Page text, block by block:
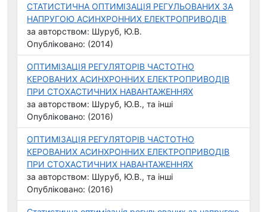
СТАТИСТИЧНА ОПТИМІЗАЦІЯ РЕГУЛЬОВАНИХ ЗА
НАПРУГОЮ АСИНХРОННИХ ЕЛЕКТРОПРИВОДІВ
за авторством: Шуруб, Ю.В.
Опубліковано: (2014)
ОПТИМІЗАЦІЯ РЕГУЛЯТОРІВ ЧАСТОТНО
КЕРОВАНИХ АСИНХРОННИХ ЕЛЕКТРОПРИВОДІВ
ПРИ СТОХАСТИЧНИХ НАВАНТАЖЕННЯХ
за авторством: Шуруб, Ю.В., та інші
Опубліковано: (2016)
ОПТИМІЗАЦІЯ РЕГУЛЯТОРІВ ЧАСТОТНО
КЕРОВАНИХ АСИНХРОННИХ ЕЛЕКТРОПРИВОДІВ
ПРИ СТОХАСТИЧНИХ НАВАНТАЖЕННЯХ
за авторством: Шуруб, Ю.В., та інші
Опубліковано: (2016)